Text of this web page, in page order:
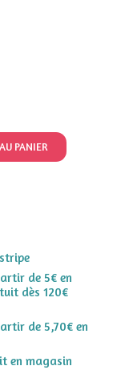
PANIER
de 5€ en
dès 120€
de 5,70€ en
en magasin